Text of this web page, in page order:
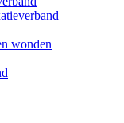
wonden